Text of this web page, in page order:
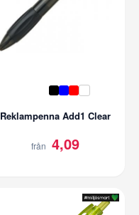
Reklampenna Add1 Clear
från 4,09